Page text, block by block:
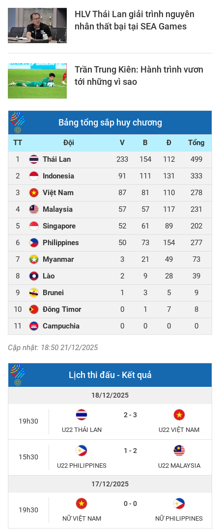
HLV Thái Lan giải trình nguyên
nhân thất bại tại SEA Games
Trần Trung Kiên: Hành trình vươn
tới những vì sao
Bảng tổng sắp huy chương
TT Đội V B Đ
Tổng
1
Thái Lan 233 154 112
499
2
Indonesia 91 111 131
333
3
Việt Nam 87 81 110
278
4
Malaysia 57 57 117
231
5
Singapore 52 61 89
202
6
Philippines 50 73 154
277
7
Myanmar 3 21 49
73
8
Lào 2 9 28
39
9
Brunei 1 3 5
9
10
Đông Timor 0 1 7
8
11
Campuchia 0 0 0 0
Cập nhật: 18:50 21/12/2025
Lịch thi đấu - Kết quả
18/12/2025
19h30
U22 THÁI LAN
2 - 3
U22 VIỆT NAM
15h30
U22 PHILIPPINES
1 - 2
U22 MALAYSIA
17/12/2025
19h30
NỮ VIỆT NAM
0 - 0
NỮ PHILIPPINES